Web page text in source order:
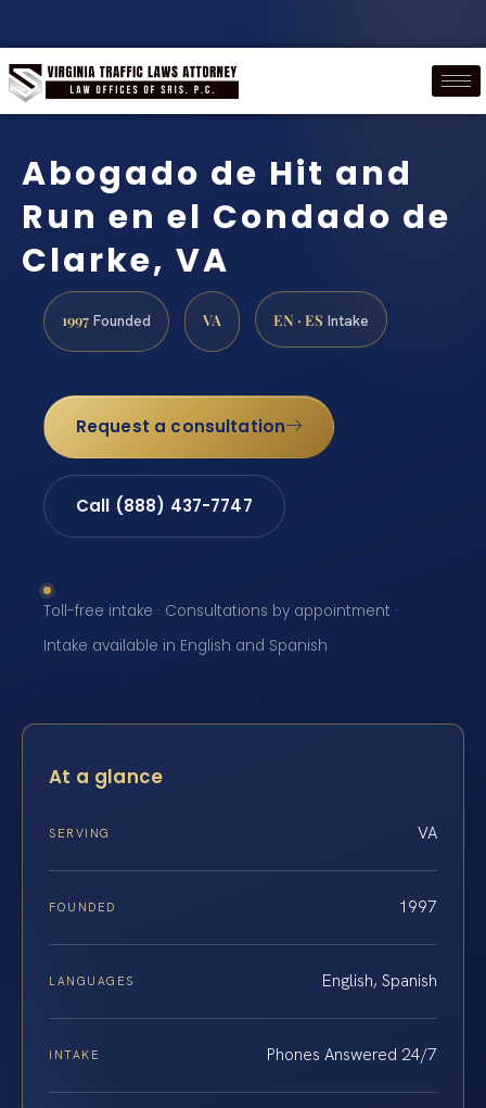
Abogado de Hit and
Run en el Condado de
Clarke, VA
1997 Founded VA EN · ES Intake
Request a consultation
Call (888) 437-7747
Toll-free intake · Consultations by appointment ·
Intake available in English and Spanish
At a glance
SERVING VA
FOUNDED 1997
LANGUAGES English, Spanish
INTAKE Phones Answered 24/7